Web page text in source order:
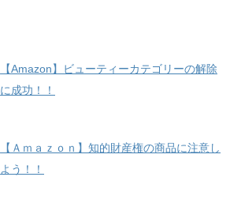
【Amazon】ビューティーカテゴリーの解除
に成功！！
【Ａｍａｚｏｎ】知的財産権の商品に注意し
よう！！